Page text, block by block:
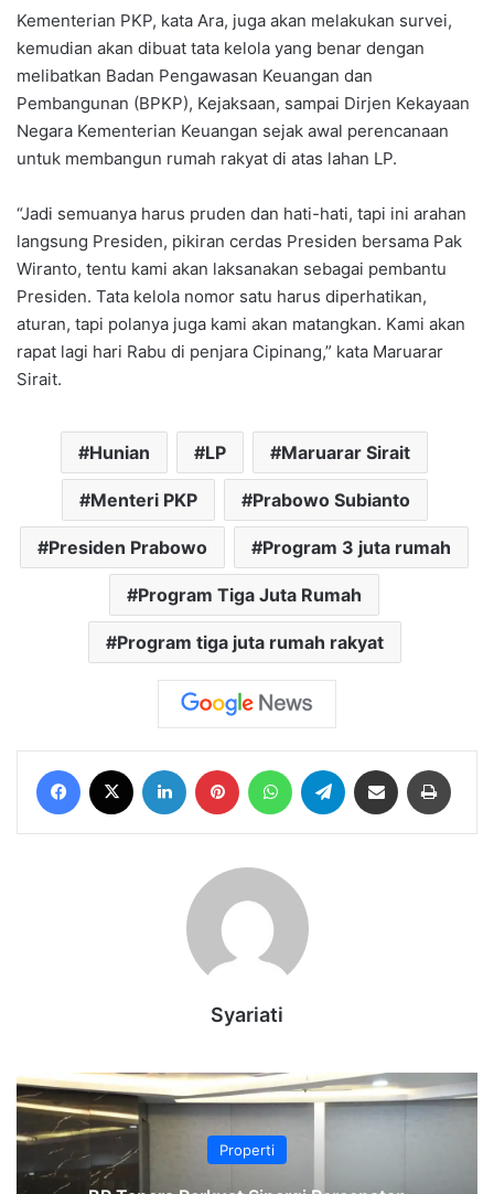
Kementerian PKP, kata Ara, juga akan melakukan survei,
kemudian akan dibuat tata kelola yang benar dengan
melibatkan Badan Pengawasan Keuangan dan
Pembangunan (BPKP), Kejaksaan, sampai Dirjen Kekayaan
Negara Kementerian Keuangan sejak awal perencanaan
untuk membangun rumah rakyat di atas lahan LP.
“Jadi semuanya harus pruden dan hati-hati, tapi ini arahan
langsung Presiden, pikiran cerdas Presiden bersama Pak
Wiranto, tentu kami akan laksanakan sebagai pembantu
Presiden. Tata kelola nomor satu harus diperhatikan,
aturan, tapi polanya juga kami akan matangkan. Kami akan
rapat lagi hari Rabu di penjara Cipinang,” kata Maruarar
Sirait.
Hunian LP Maruarar Sirait
Menteri PKP Prabowo Subianto
Presiden Prabowo Program 3 juta rumah
Program Tiga Juta Rumah
Program tiga juta rumah rakyat
Facebook LinkedIn Pinterest WhatsAppTelegram Share via Email
Syariati
Properti